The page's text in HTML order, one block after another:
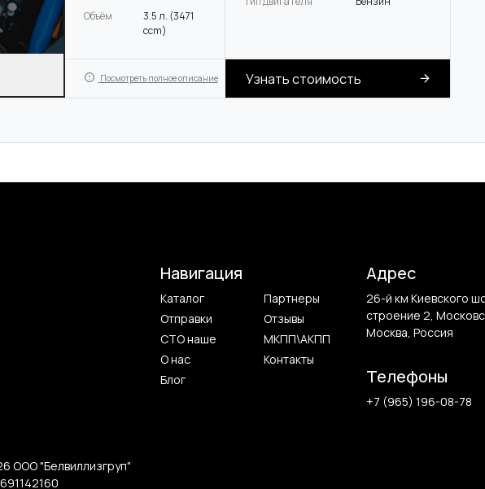
Объём
3.5 л. (3471
ccm)
Посмотреть полное описание Узнать стоимость
ООО "Белвиллизгруп"
Навигация
Каталог
Партнеры
Отправки
Отзывы
СТО наше
МКПП\АКПП
О нас
Контакты
Блог
Адрес
26-й км Киевского
строение 2,
Москва, Россия
Телефоны
+7 (965) 196-08-78